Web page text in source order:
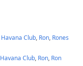
Havana Club, Ron, Rones
Havana Club, Ron, Ron